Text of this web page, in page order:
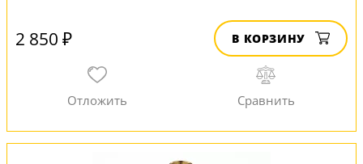
2 850 ₽ В КОРЗИНУ